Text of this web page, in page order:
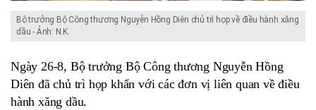
Bộ trưởng Bộ Công thương Nguyễn Hồng Diên chủ trì họp về điều hành xăng
dầu - Ảnh: N.K.
Ngày 26-8, Bộ trưởng Bộ Công thương Nguyễn Hồng
Diên đã chủ trì họp khẩn với các đơn vị liên quan về điều
hành xăng dầu.